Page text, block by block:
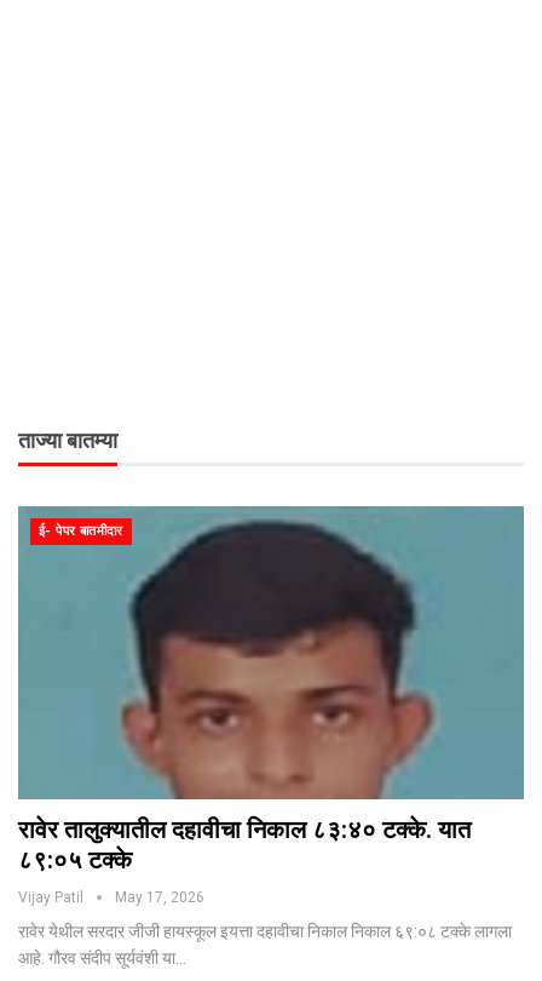
ताज्या बातम्या
ई- पेपर बातमीदार
रावेर तालुक्यातील दहावीचा निकाल ८३:४० टक्के. यात
८९:०५ टक्के
Vijay Patil May 17, 2026
रावेर येथील सरदार जीजी हायस्कूल इयत्ता दहावीचा निकाल निकाल ६९:०८ टक्के लागला
आहे. गौरव संदीप सूर्यवंशी या…